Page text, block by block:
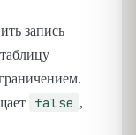
запись
false ,